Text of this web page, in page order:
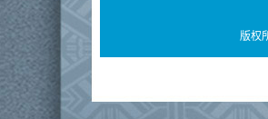
版权